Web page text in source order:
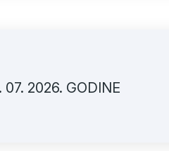
07. 2026. GODINE